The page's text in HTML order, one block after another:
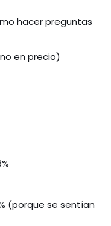
hacer preguntas
en precio)
(porque se sentían